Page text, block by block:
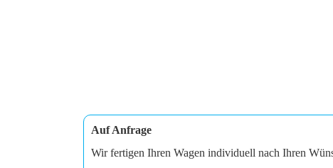
Auf Anfrage
Wir fertigen Ihren Wagen individuell nach Ihren